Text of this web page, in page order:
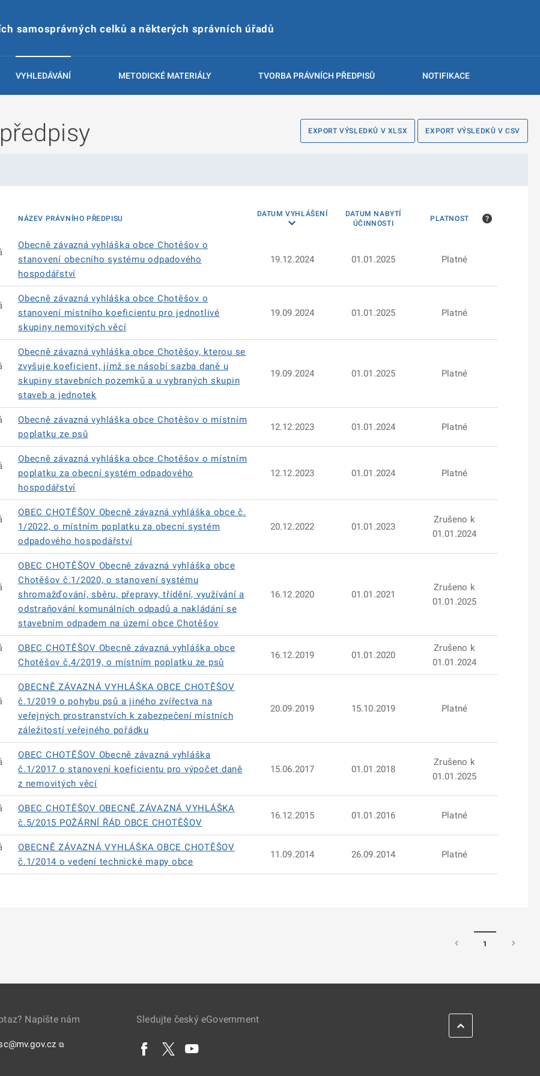
samosprávných celků a některých správních úřadů
VYHLEDÁVÁNÍ METODICKÉ MATERIÁLY TVORBA PRÁVNÍCH PŘEDPISŮ NOTIFIKACE
EXPORT VÝSLEDKŮ V XLSX EXPORT VÝSLEDKŮ V CSV
NÁZEV PRÁVNÍHO PŘEDPISU
DATUM VYHLÁŠENÍ
DATUM NABYTÍ
ÚČINNOSTI
PLATNOST
Obecně závazná vyhláška obce Chotěšov o
stanovení obecního systému odpadového
hospodářství
19.12.2024 01.01.2025 Platné
Obecně závazná vyhláška obce Chotěšov o
stanovení místního koeficientu pro jednotlivé
skupiny nemovitých věcí
19.09.2024 01.01.2025 Platné
Obecně závazná vyhláška obce Chotěšov, kterou se
zvyšuje koeficient, jímž se násobí sazba daně u
skupiny stavebních pozemků a u vybraných skupin
staveb a jednotek
19.09.2024 01.01.2025 Platné
Obecně závazná vyhláška obce Chotěšov o místním
poplatku ze psů
12.12.2023 01.01.2024 Platné
Obecně závazná vyhláška obce Chotěšov o místním
poplatku za obecní systém odpadového
hospodářství
12.12.2023 01.01.2024 Platné
OBEC CHOTĚŠOV Obecně závazná vyhláška obce č.
1/2022, o místním poplatku za obecní systém
odpadového hospodářství
20.12.2022 01.01.2023
Zrušeno k
01.01.2024
OBEC CHOTĚŠOV Obecně závazná vyhláška obce
Chotěšov č.1/2020, o stanovení systému
shromažďování, sběru, přepravy, třídění, využívání a
odstraňování komunálních odpadů a nakládání se
stavebním odpadem na území obce Chotěšov
16.12.2020 01.01.2021
Zrušeno k
01.01.2025
OBEC CHOTĚŠOV Obecně závazná vyhláška obce
Chotěšov č.4/2019, o místním poplatku ze psů
16.12.2019 01.01.2020
Zrušeno k
01.01.2024
OBECNĚ ZÁVAZNÁ VYHLÁŠKA OBCE CHOTĚŠOV
č.1/2019 o pohybu psů a jiného zvířectva na
veřejných prostranstvích k zabezpečení místních
záležitostí veřejného pořádku
20.09.2019 15.10.2019 Platné
OBEC CHOTĚŠOV Obecně závazná vyhláška
č.1/2017 o stanovení koeficientu pro výpočet daně
z nemovitých věcí
15.06.2017 01.01.2018
Zrušeno k
01.01.2025
OBEC CHOTĚŠOV OBECNĚ ZÁVAZNÁ VYHLÁŠKA
č.5/2015 POŽÁRNÍ ŘÁD OBCE CHOTĚŠOV
16.12.2015 01.01.2016 Platné
OBECNĚ ZÁVAZNÁ VYHLÁŠKA OBCE CHOTĚŠOV
č.1/2014 o vedení technické mapy obce
11.09.2014 26.09.2014 Platné
1
Napište nám
⧉
Sledujte český eGovernment